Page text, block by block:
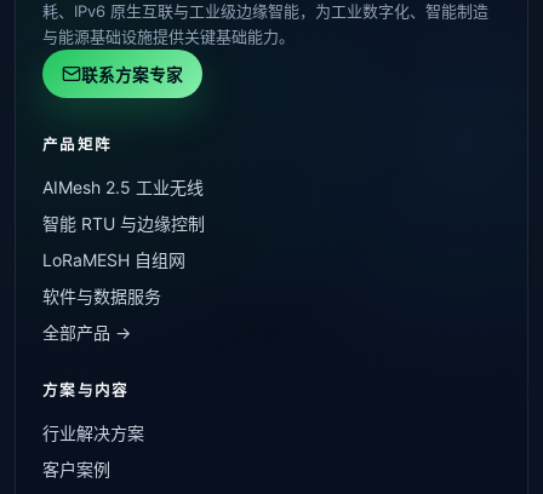
耗、IPv6 原生互联与工业级边缘智能，为工业数字化、智能制造
与能源基础设施提供关键基础能力。
联系方案专家
产品矩阵
AIMesh 2.5 工业无线
智能 RTU 与边缘控制
LoRaMESH 自组网
软件与数据服务
全部产品 →
方案与内容
行业解决方案
客户案例